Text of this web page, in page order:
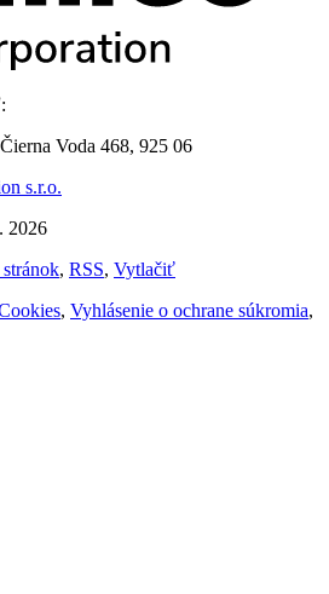
Voda 468, 925 06
s.r.o.
2026
, RSS, Vytlačiť
, Vyhlásenie o ochrane súkromia,